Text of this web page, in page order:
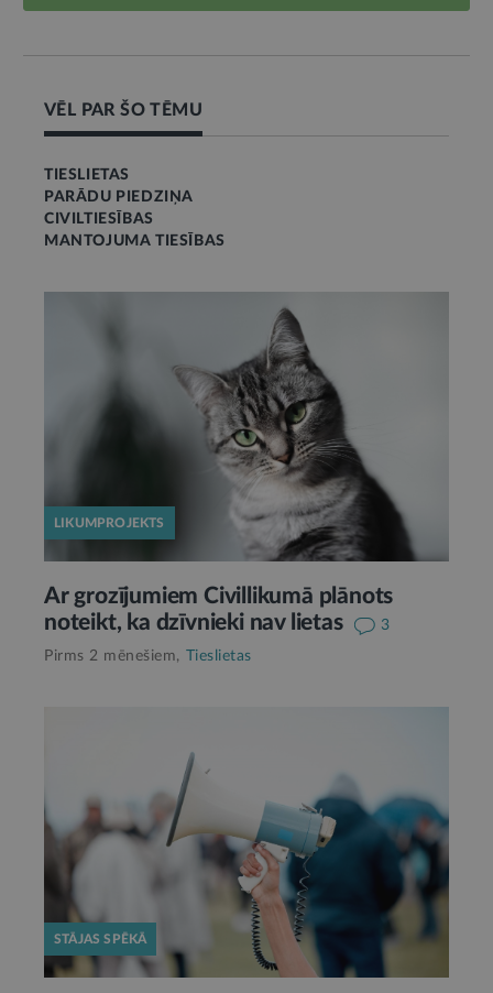
VĒL PAR ŠO TĒMU
TIESLIETAS
PARĀDU PIEDZIŅA
CIVILTIESĪBAS
MANTOJUMA TIESĪBAS
LIKUMPROJEKTS
Ar grozījumiem Civillikumā plānots
noteikt, ka dzīvnieki nav lietas
3
Pirms 2 mēnešiem,
Tieslietas
STĀJAS SPĒKĀ